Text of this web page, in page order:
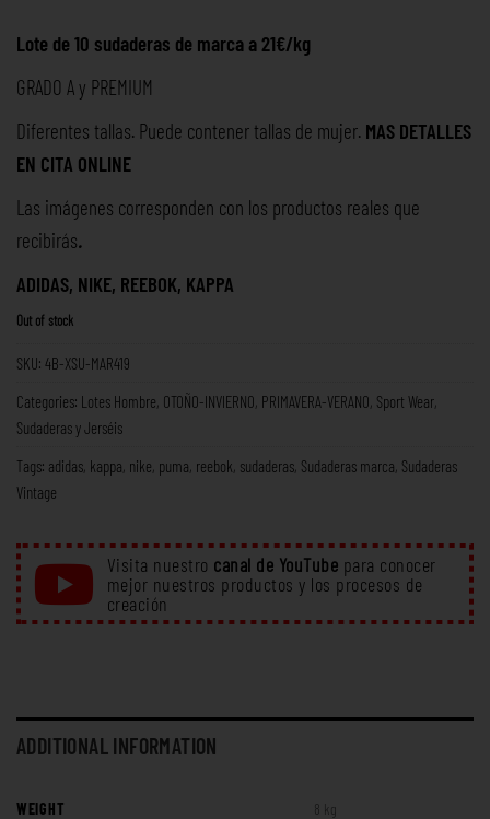
Lote de 10 sudaderas de marca a 21€/kg
GRADO A y PREMIUM
Diferentes tallas. Puede contener tallas de mujer. MAS DETALLES
EN CITA ONLINE
Las imágenes corresponden con los productos reales que
recibirás.
ADIDAS, NIKE, REEBOK, KAPPA
Out of stock
SKU: 4B-XSU-MAR419
Categories: Lotes Hombre OTOÑO-INVIERNO PRIMAVERA-VERANO Sport Wear
Sudaderas y Jerséis
Tags: adidas kappa nike puma reebok sudaderas Sudaderas marca Sudaderas
Vintage
Visita nuestro canal de YouTube para conocer
mejor nuestros productos y los procesos de
creación
ADDITIONAL INFORMATION
WEIGHT 8 kg